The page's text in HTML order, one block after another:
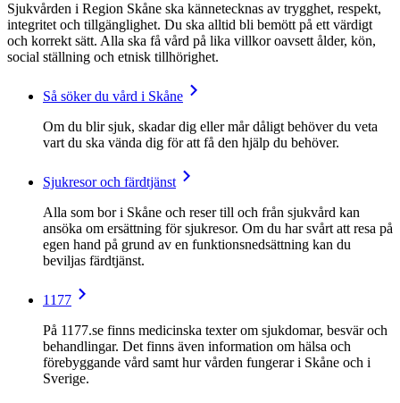
Sjukvården i Region Skåne ska kännetecknas av trygghet, respekt,
integritet och tillgänglighet. Du ska alltid bli bemött på ett värdigt
och korrekt sätt. Alla ska få vård på lika villkor oavsett ålder, kön,
social ställning och etnisk tillhörighet.
Så söker du vård i Skåne
Om du blir sjuk, skadar dig eller mår dåligt behöver du veta
vart du ska vända dig för att få den hjälp du behöver.
Sjukresor och färdtjänst
Alla som bor i Skåne och reser till och från sjukvård kan
ansöka om ersättning för sjukresor. Om du har svårt att resa på
egen hand på grund av en funktionsnedsättning kan du
beviljas färdtjänst.
1177
På 1177.se finns medicinska texter om sjukdomar, besvär och
behandlingar. Det finns även information om hälsa och
förebyggande vård samt hur vården fungerar i Skåne och i
Sverige.